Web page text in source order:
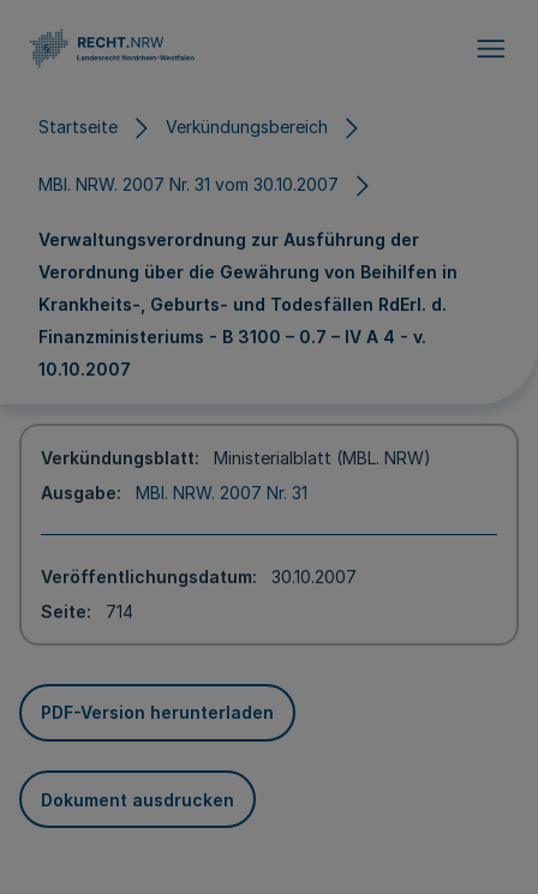
Startseite Verkündungsbereich
MBl. NRW. 2007 Nr. 31 vom 30.10.2007
Verwaltungsverordnung zur Ausführung der
Verordnung über die Gewährung von Beihilfen in
Krankheits-, Geburts- und Todesfällen RdErl. d.
Finanzministeriums - B 3100 – 0.7 – IV A 4 - v.
10.10.2007
Verkündungsblatt
Ministerialblatt (MBL. NRW)
Ausgabe
MBl. NRW. 2007 Nr. 31
Veröffentlichungsdatum
30.10.2007
Seite
714
PDF-Version herunterladen
Dokument ausdrucken